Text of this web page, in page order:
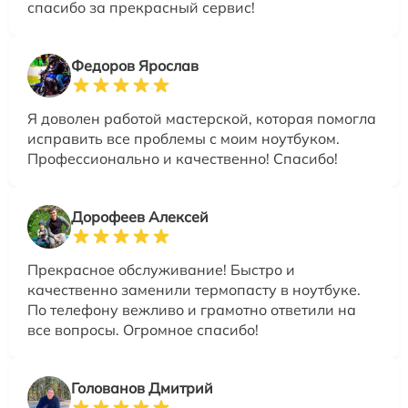
спасибо за прекрасный сервис!
Федоров Ярослав
Я доволен работой мастерской, которая помогла
исправить все проблемы с моим ноутбуком.
Профессионально и качественно! Спасибо!
Дорофеев Алексей
Прекрасное обслуживание! Быстро и
качественно заменили термопасту в ноутбуке.
По телефону вежливо и грамотно ответили на
все вопросы. Огромное спасибо!
Голованов Дмитрий